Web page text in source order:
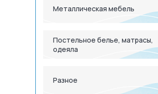
Металлическая мебель
Постельное белье, матрасы,
одеяла
Разное